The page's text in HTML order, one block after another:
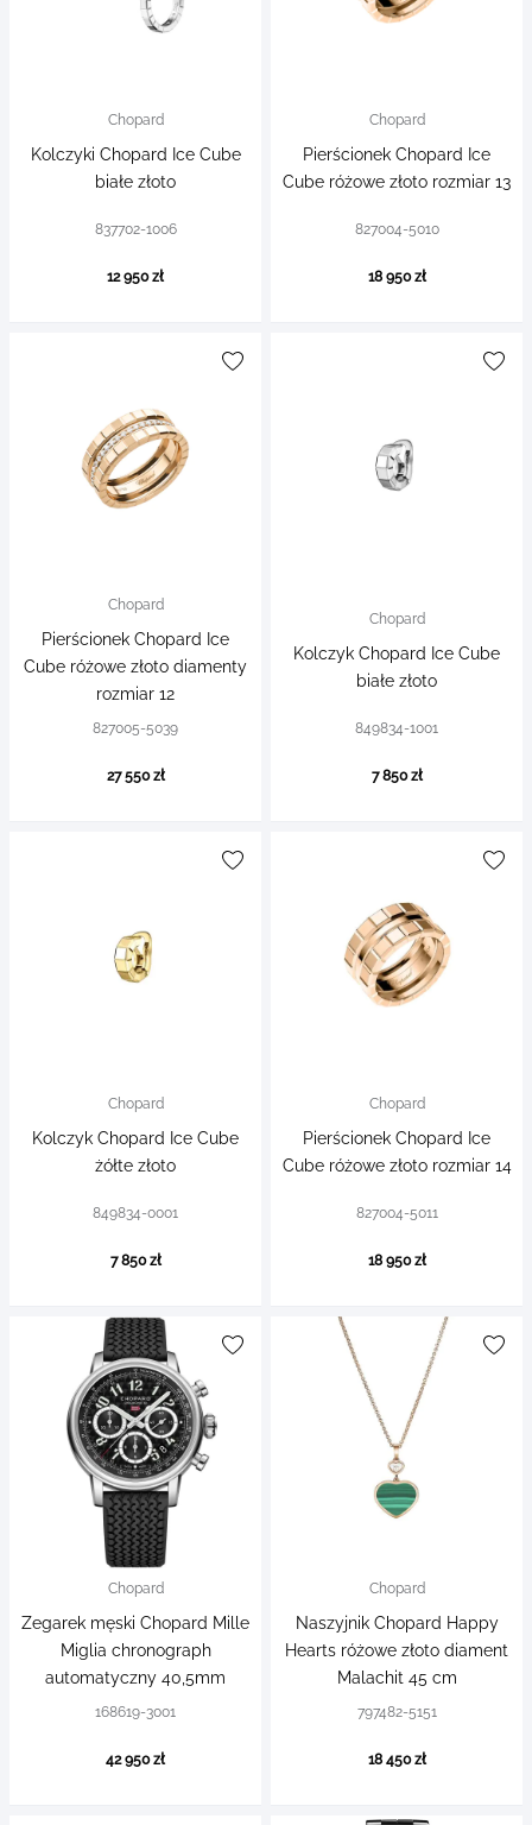
Chopard
Kolczyki Chopard Ice Cube
białe złoto
837702-1006
12 950 zł
Chopard
Pierścionek Chopard Ice
Cube różowe złoto rozmiar 13
827004-5010
18 950 zł
Chopard
Pierścionek Chopard Ice
Cube różowe złoto diamenty
rozmiar 12
827005-5039
27 550 zł
Chopard
Kolczyk Chopard Ice Cube
białe złoto
849834-1001
7 850 zł
Chopard
Kolczyk Chopard Ice Cube
żółte złoto
849834-0001
7 850 zł
Chopard
Pierścionek Chopard Ice
Cube różowe złoto rozmiar 14
827004-5011
18 950 zł
Chopard
Zegarek męski Chopard Mille
Miglia chronograph
automatyczny 40,5mm
168619-3001
42 950 zł
Chopard
Naszyjnik Chopard Happy
Hearts różowe złoto diament
Malachit 45 cm
797482-5151
18 450 zł